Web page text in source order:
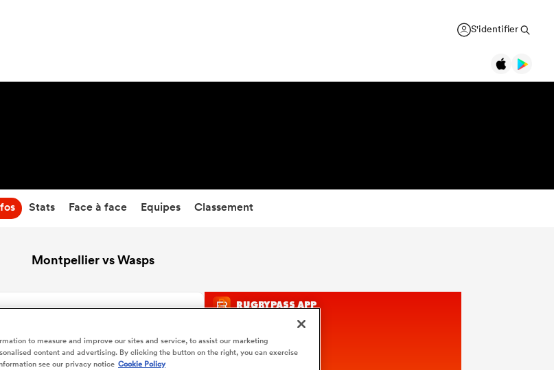
S'identifier
Stats Face à face Equipes Classement
Montpellier vs Wasps
to measure and improve our sites and service, to assist our marketing
content and advertising. By clicking the button on the right, you can exercise
see our privacy notice Cookie Policy